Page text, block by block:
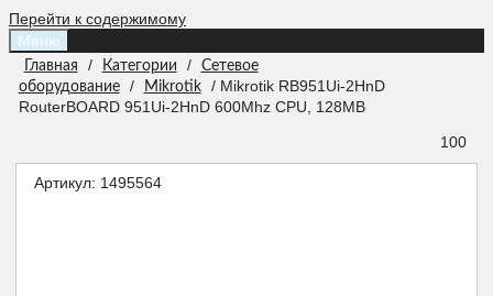
Перейти к содержимому
Меню
Главная / Категории /
Сетевое
оборудование
/ Mikrotik
/ Mikrotik RB951Ui-2HnD
RouterBOARD 951Ui-2HnD 600Mhz CPU, 128MB
100
Артикул: 1495564